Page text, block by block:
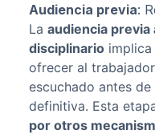
Audiencia previa:
La audiencia previa
disciplinario
ofrecer al
escuchado antes
definitiva. Esta
por otros